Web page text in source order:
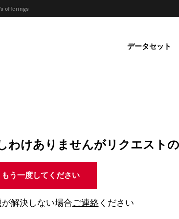
offerings
データセット
わけありませんがリクエスト
もう一度してください
が解決しない場合ご連絡 ください